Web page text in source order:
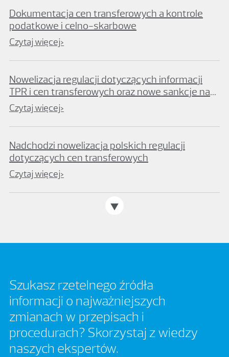
Dokumentacja cen transferowych a kontrole
podatkowe i celno-skarbowe
Czytaj więcej>
Nowelizacja regulacji dotyczących informacji
TPR i cen transferowych oraz nowe sankcje na
gruncie Kodeksu karnego skarbowego
Czytaj więcej>
Nadchodzi nowelizacja polskich regulacji
dotyczących cen transferowych
Czytaj więcej>
Szukasz rzetelnego źródła
informacji o najważniejszych
zmianach w przepisach i
procedurach? Skorzystaj z wiedzy
naszych ekspertów.